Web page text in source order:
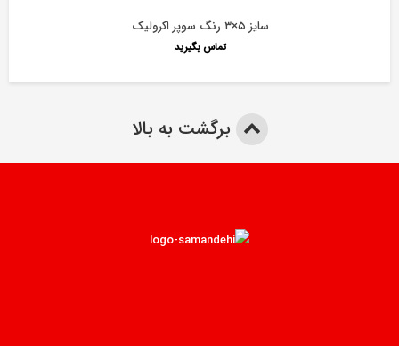
سایز ۵×۳ رنگ سوپر اکرولیک
تماس بگیرید
برگشت به بالا